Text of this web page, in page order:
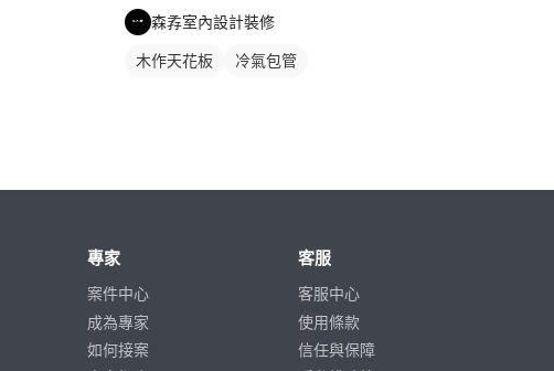
森孨室內設計裝修
木作天花板 冷氣包管
專家
案件中心
成為專家
如何接案
客服
客服中心
使用條款
信任與保障